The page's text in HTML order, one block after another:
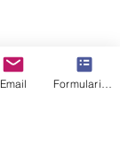
Email